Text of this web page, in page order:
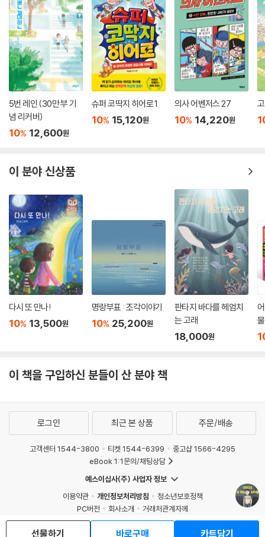
5번 레인 (30만 부 기
념 리커버)
10% 12,600원
슈퍼 코딱지 히어로 1
10% 15,120원
의사 어벤저스 27
10% 14,220원
이 분야 신상품
다시 또 만나!
10% 13,500원
명랑부표 : 조각이야기
10% 25,200원
판타지 바다를 헤엄치
는 고래
18,000원
이 책을 구입하신 분들이 산 분야 책
선물하기 바로구매 카트담기
로그인 최근 본 상품 주문/배송
고객센터 1544-3800 티켓 1544-6399
중고샵 1566-4295
eBook 1:1문의/채팅상담
예스이십사(주) 사업자 정보
이용약관
개인정보처리방침
청소년보호정책
PC버전
회사소개
거래처관계자께
도서홍보
광고